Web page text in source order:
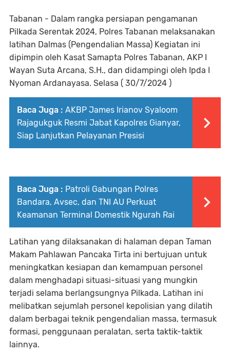
Tabanan - Dalam rangka persiapan pengamanan
Pilkada Serentak 2024, Polres Tabanan melaksanakan
latihan Dalmas (Pengendalian Massa) Kegiatan ini
dipimpin oleh Kasat Samapta Polres Tabanan, AKP I
Wayan Suta Arcana, S.H., dan didampingi oleh Ipda I
Nyoman Ardanayasa. Selasa ( 30/7/2024 )
Baca Juga : AKBP James Irianov Syaloom
Rajagukguk Resmi Jabat Kapolres Gianyar,
Siap Lanjutkan Pelayanan Presisi
Baca Juga : Patroli Gabungan Polres
Bandara, Avsec, dan TNI AU Perkuat
Keamanan Terminal Domestik Ngurah Rai
Latihan yang dilaksanakan di halaman depan Taman
Makam Pahlawan Pancaka Tirta ini bertujuan untuk
meningkatkan kesiapan dan kemampuan personel
dalam menghadapi situasi-situasi yang mungkin
terjadi selama berlangsungnya Pilkada. Latihan ini
melibatkan sejumlah personel kepolisian yang dilatih
dalam berbagai teknik pengendalian massa, termasuk
formasi, penggunaan peralatan, serta taktik-taktik
lainnya.